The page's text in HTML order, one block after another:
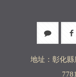
地址：彰化